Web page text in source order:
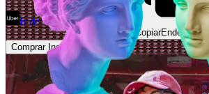
Ir de Uber Abrir Maps
CopiarEndereço
Comprar Ingressos